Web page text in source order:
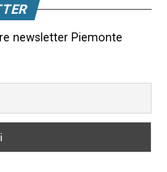
newsletter Piemonte